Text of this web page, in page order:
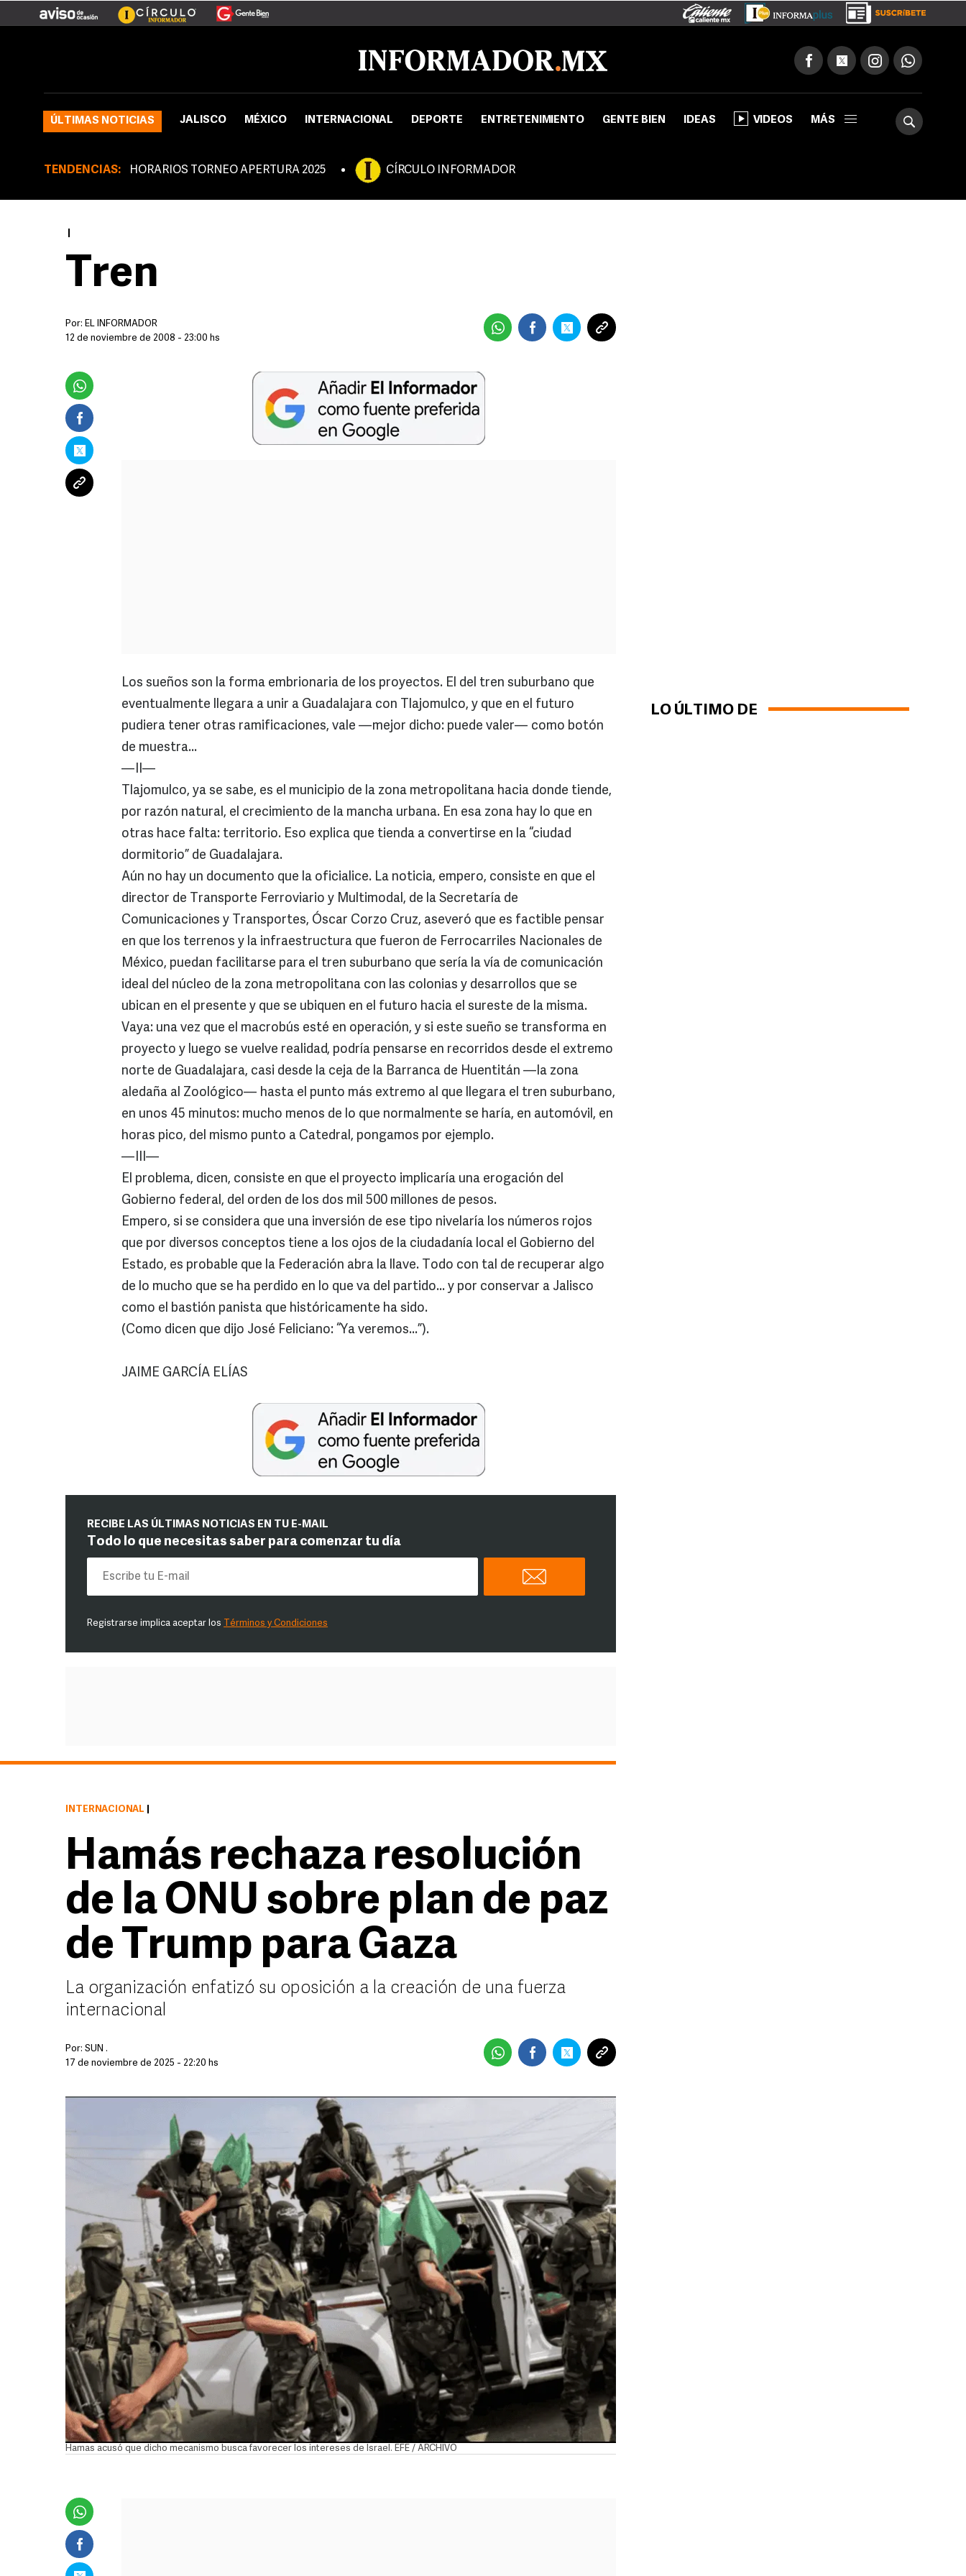
ÚLTIMAS NOTICIAS JALISCO MÉXICO INTERNACIONAL DEPORTE ENTRETENIMIENTO GENTE BIEN IDEAS VIDEOS MÁS
TENDENCIAS: HORARIOS TORNEO APERTURA 2025 CÍRCULO INFORMADOR
LO ÚLTIMO DE
Tren
Por: EL INFORMADOR
12 de noviembre de 2008 - 23:00 hs
Los sueños son la forma embrionaria de los proyectos. El del tren suburbano que
eventualmente llegara a unir a Guadalajara con Tlajomulco, y que en el futuro
pudiera tener otras ramificaciones, vale —mejor dicho: puede valer— como botón
de muestra...
—II—
Tlajomulco, ya se sabe, es el municipio de la zona metropolitana hacia donde tiende,
por razón natural, el crecimiento de la mancha urbana. En esa zona hay lo que en
otras hace falta: territorio. Eso explica que tienda a convertirse en la “ciudad
dormitorio” de Guadalajara.
Aún no hay un documento que la oficialice. La noticia, empero, consiste en que el
director de Transporte Ferroviario y Multimodal, de la Secretaría de
Comunicaciones y Transportes, Óscar Corzo Cruz, aseveró que es factible pensar
en que los terrenos y la infraestructura que fueron de Ferrocarriles Nacionales de
México, puedan facilitarse para el tren suburbano que sería la vía de comunicación
ideal del núcleo de la zona metropolitana con las colonias y desarrollos que se
ubican en el presente y que se ubiquen en el futuro hacia el sureste de la misma.
Vaya: una vez que el macrobús esté en operación, y si este sueño se transforma en
proyecto y luego se vuelve realidad, podría pensarse en recorridos desde el extremo
norte de Guadalajara, casi desde la ceja de la Barranca de Huentitán —la zona
aledaña al Zoológico— hasta el punto más extremo al que llegara el tren suburbano,
en unos 45 minutos: mucho menos de lo que normalmente se haría, en automóvil, en
horas pico, del mismo punto a Catedral, pongamos por ejemplo.
—III—
El problema, dicen, consiste en que el proyecto implicaría una erogación del
Gobierno federal, del orden de los dos mil 500 millones de pesos.
Empero, si se considera que una inversión de ese tipo nivelaría los números rojos
que por diversos conceptos tiene a los ojos de la ciudadanía local el Gobierno del
Estado, es probable que la Federación abra la llave. Todo con tal de recuperar algo
de lo mucho que se ha perdido en lo que va del partido... y por conservar a Jalisco
como el bastión panista que históricamente ha sido.
(Como dicen que dijo José Feliciano: “Ya veremos...”).
JAIME GARCÍA ELÍAS
RECIBE LAS ÚLTIMAS NOTICIAS EN TU E-MAIL
Todo lo que necesitas saber para comenzar tu día
Registrarse implica aceptar los Términos y Condiciones
INTERNACIONAL
Hamás rechaza resolución
de la ONU sobre plan de paz
de Trump para Gaza
La organización enfatizó su oposición a la creación de una fuerza
internacional
Por: SUN .
17 de noviembre de 2025 - 22:20 hs
Hamas acusó que dicho mecanismo busca favorecer los intereses de Israel. EFE / ARCHIVO